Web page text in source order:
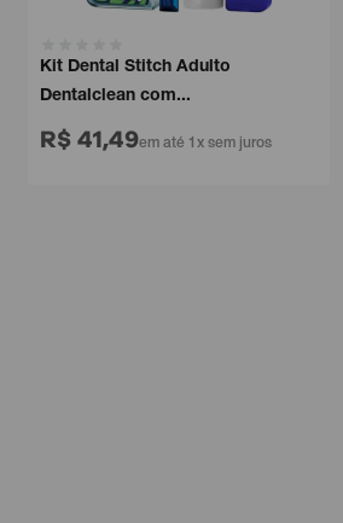
Kit Dental Stitch Adulto
Dentalclean com...
R$ 41,49em até 1x sem juros